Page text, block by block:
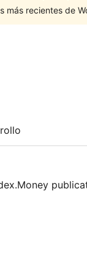
más recientes de